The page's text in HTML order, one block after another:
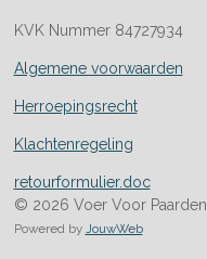
KVK Nummer 84727934
Algemene voorwaarden
Herroepingsrecht
Klachtenregeling
retourformulier.doc
© 2026 Voer Voor Paarden
Powered by JouwWeb